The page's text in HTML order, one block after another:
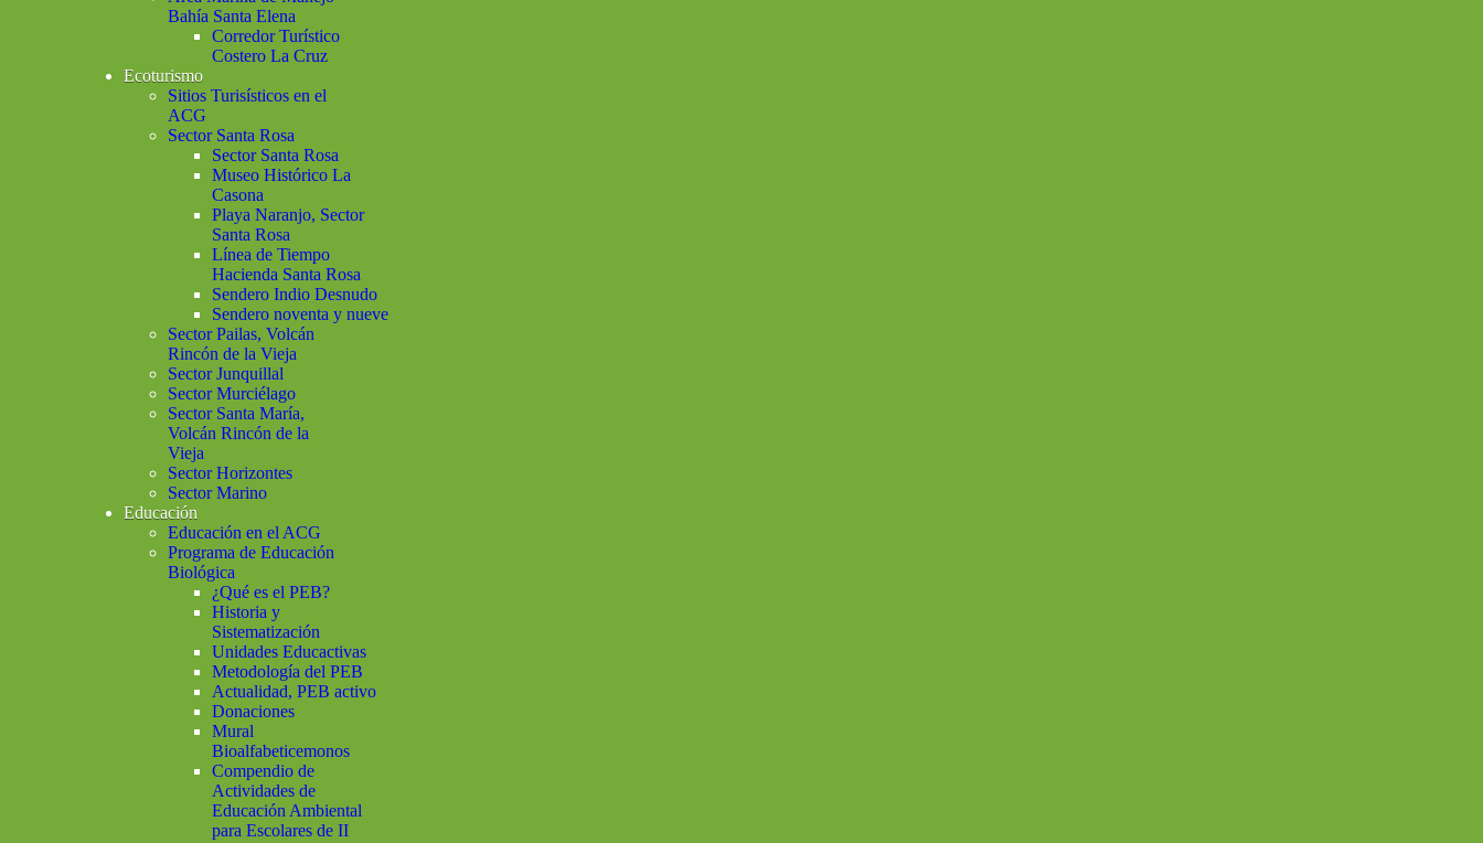
Bahía Santa Elena
Corredor Turístico
Costero La Cruz
Ecoturismo
Sitios Turisísticos en el
ACG
Sector Santa Rosa
Sector Santa Rosa
Museo Histórico La
Casona
Playa Naranjo, Sector
Santa Rosa
Línea de Tiempo
Hacienda Santa Rosa
Sendero Indio Desnudo
Sendero noventa y nueve
Sector Pailas, Volcán
Rincón de la Vieja
Sector Junquillal
Sector Murciélago
Sector Santa María,
Volcán Rincón de la
Vieja
Sector Horizontes
Sector Marino
Educación
Educación en el ACG
Programa de Educación
Biológica
¿Qué es el PEB?
Historia y
Sistematización
Unidades Educactivas
Metodología del PEB
Actualidad, PEB activo
Donaciones
Mural
Bioalfabeticemonos
Compendio de
Actividades de
Educación Ambiental
para Escolares de II